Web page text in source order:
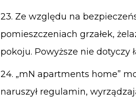
23. Ze względu na
pomieszczeniach grzałek,
pokoju. Powyższe nie dotyczy
24. „mN apartments home”
naruszył regulamin,